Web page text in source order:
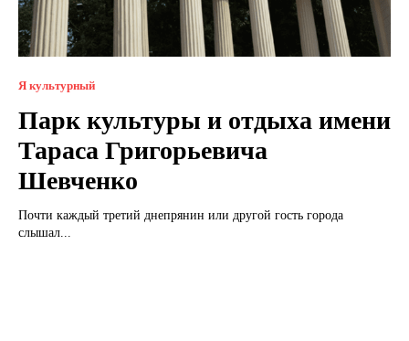
Я культурный
Парк культуры и отдыха имени
Тараса Григорьевича
Шевченко
Почти каждый третий днепрянин или другой гость города
слышал...